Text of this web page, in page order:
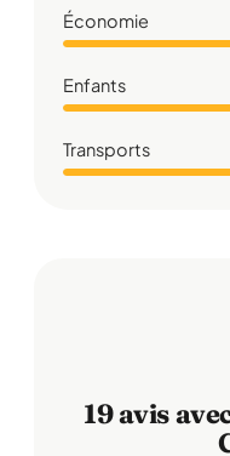
Économie
Enfants
Transports
19 avis